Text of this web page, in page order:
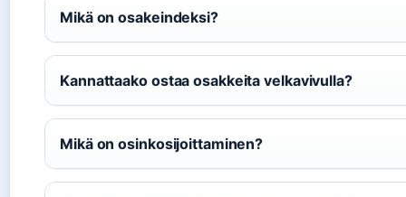
Mikä on osakeindeksi?
Kannattaako ostaa osakkeita velkavivulla?
Mikä on osinkosijoittaminen?